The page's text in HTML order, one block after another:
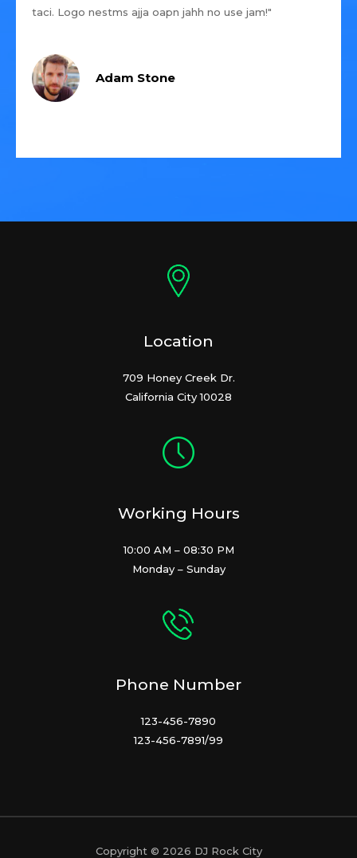
taci. Logo nestms ajja oapn jahh no use jam!"
Adam Stone
Location
709 Honey Creek Dr.
California City 10028
Working Hours
10:00 AM – 08:30 PM
Monday – Sunday
Phone Number
123-456-7890
123-456-7891/99
Copyright © 2026 DJ Rock City